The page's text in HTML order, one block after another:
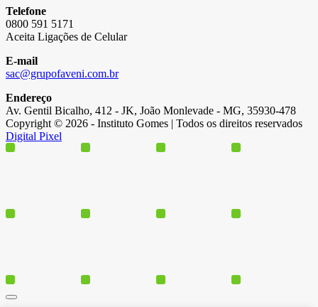
Telefone
0800 591 5171
Aceita Ligações de Celular
E-mail
sac@grupofaveni.com.br
Endereço
Av. Gentil Bicalho, 412 - JK, João Monlevade - MG, 35930-478
Copyright © 2026 - Instituto Gomes | Todos os direitos reservados
Digital Pixel